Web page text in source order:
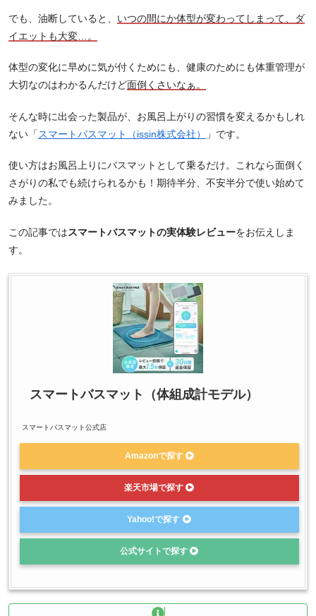
でも、油断していると、 いつの間にか体型が変わってしまって、ダ
イエットも大変…。
体型の変化に早めに気が付くためにも、健康のためにも体重管理が
大切なのはわかるんだけど面倒くさいなぁ。
そんな時に出会った製品が、お風呂上がりの習慣を変えるかもしれ
ない「 スマートバスマット（issin株式会社） 」です。
使い方はお風呂上りにバスマットとして乗るだけ。これなら面倒く
さがりの私でも続けられるかも！期待半分、不安半分で使い始めて
みました。
この記事ではスマートバスマットの実体験レビューをお伝えしま
す。
スマートバスマット（体組成計モデル）
スマートバスマット公式店
Amazonで探す
楽天市場で探す
Yahoo!で探す
公式サイトで探す